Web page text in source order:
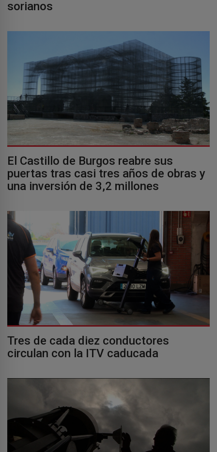
sorianos
El Castillo de Burgos reabre sus
puertas tras casi tres años de obras y
una inversión de 3,2 millones
Tres de cada diez conductores
circulan con la ITV caducada